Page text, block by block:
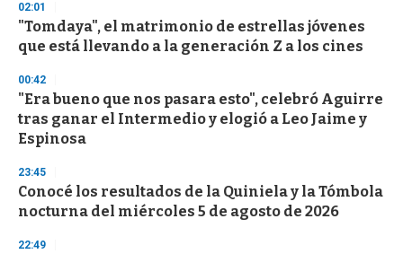
s
e
o
d
s
02:01
"Tomdaya", el matrimonio de estrellas jóvenes
que está llevando a la generación Z a los cines
00:42
"Era bueno que nos pasara esto", celebró Aguirre
tras ganar el Intermedio y elogió a Leo Jaime y
Espinosa
23:45
Conocé los resultados de la Quiniela y la Tómbola
nocturna del miércoles 5 de agosto de 2026
22:49